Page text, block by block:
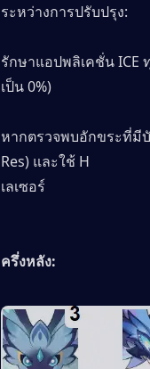
ระหว่างการปรับปรุง:
รักษาแอปพลิเคชั่น ICE
เป็น 0%)
หากตรวจพบอักขระที่มี
Res) และใช้ H
เลเซอร์
ครึ่งหลัง: